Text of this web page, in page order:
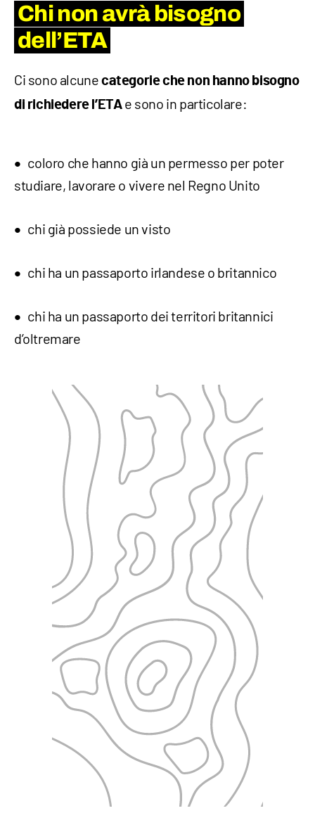
Chi non avrà bisogno
dell’ETA
Ci sono alcune categorie che non hanno bisogno
di richiedere l’ETAe sono in particolare:
coloro che hanno già un permesso per poter
studiare, lavorare o vivere nel Regno Unito
chi già possiede un visto
chi ha un passaporto irlandese o britannico
chi ha un passaporto dei territori britannici
d’oltremare